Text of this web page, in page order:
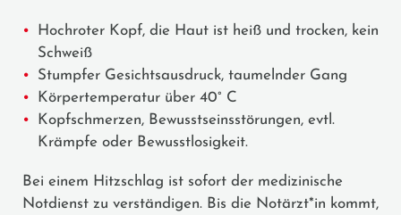
Hochroter Kopf, die Haut ist heiß und trocken, kein
Schweiß
Stumpfer Gesichtsausdruck, taumelnder Gang
Körpertemperatur über 40° C
Kopfschmerzen, Bewusstseinsstörungen, evtl.
Krämpfe oder Bewusstlosigkeit.
Bei einem Hitzschlag ist sofort der medizinische
Notdienst zu verständigen. Bis die Notärzt*in kommt,